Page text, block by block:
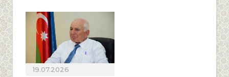
19.07.2026